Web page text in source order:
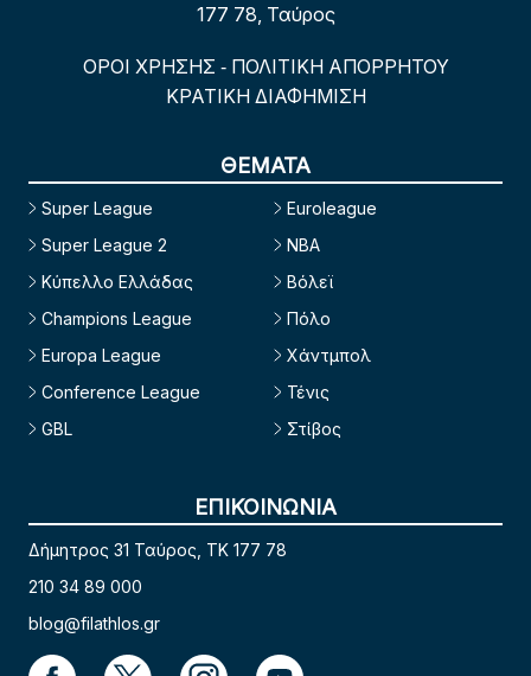
177 78, Ταύρος
ΟΡΟΙ ΧΡΗΣΗΣ - ΠΟΛΙΤΙΚΗ ΑΠΟΡΡΗΤΟΥ
ΚΡΑΤΙΚΗ ΔΙΑΦΗΜΙΣΗ
ΘΕΜΑΤΑ
Super League
Super League 2
Κύπελλο Ελλάδας
Champions League
Europa League
Conference League
GBL
Euroleague
NBA
Βόλεϊ
Πόλο
Χάντμπολ
Τένις
Στίβος
ΕΠΙΚΟΙΝΩΝΙΑ
Δήμητρος 31 Ταύρος, TK 177 78
210 34 89 000
blog@filathlos.gr